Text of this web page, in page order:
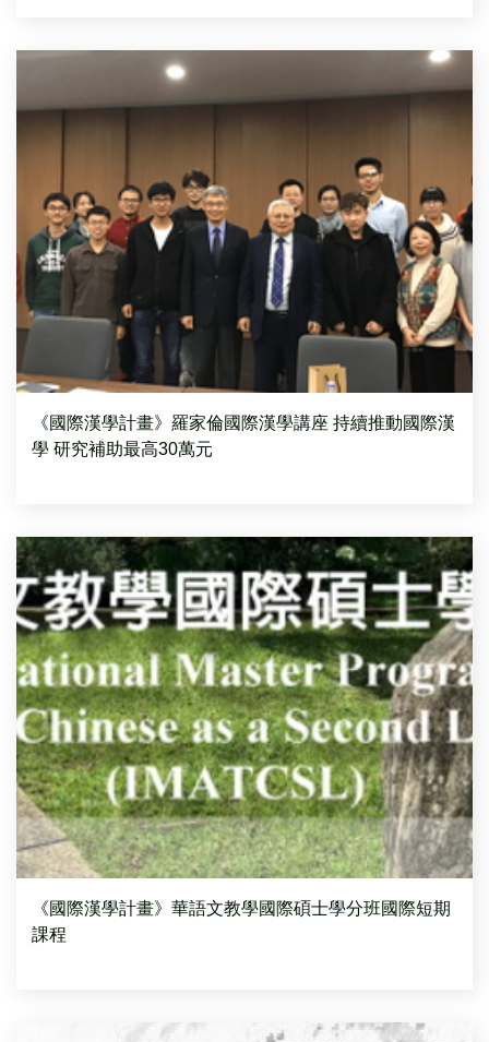
《國際漢學計畫》羅家倫國際漢學講座 持續推動國際漢
學 研究補助最高30萬元
《國際漢學計畫》華語文教學國際碩士學分班國際短期
課程